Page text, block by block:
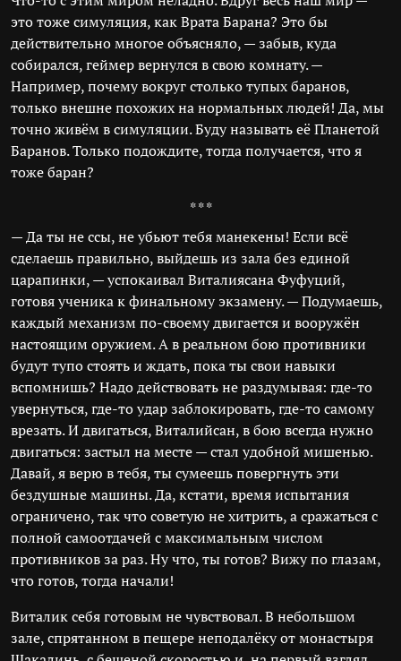
это тоже симуляция, как Врата Барана? Это бы
действительно многое объясняло, — забыв, куда
собирался, геймер вернулся в свою комнату. —
Например, почему вокруг столько тупых баранов,
только внешне похожих на нормальных людей! Да, мы
точно живём в симуляции. Буду называть её Планетой
Баранов. Только подождите, тогда получается, что я
тоже баран?
* * *
— Да ты не ссы, не убьют тебя манекены! Если всё
сделаешь правильно, выйдешь из зала без единой
царапинки, — успокаивал Виталиясана Фуфуций,
готовя ученика к финальному экзамену. — Подумаешь,
каждый механизм по-своему двигается и вооружён
настоящим оружием. А в реальном бою противники
будут тупо стоять и ждать, пока ты свои навыки
вспомнишь? Надо действовать не раздумывая: где-то
увернуться, где-то удар заблокировать, где-то самому
врезать. И двигаться, Виталийсан, в бою всегда нужно
двигаться: застыл на месте — стал удобной мишенью.
Давай, я верю в тебя, ты сумеешь повергнуть эти
бездушные машины. Да, кстати, время испытания
ограничено, так что советую не хитрить, а сражаться с
полной самоотдачей с максимальным числом
противников за раз. Ну что, ты готов? Вижу по глазам,
что готов, тогда начали!
Виталик себя готовым не чувствовал. В небольшом
зале, спрятанном в пещере неподалёку от монастыря